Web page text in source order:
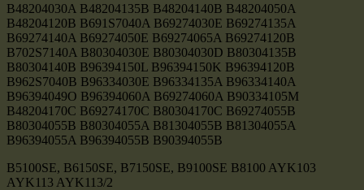
B48204030A B48204135B B48204140B B48204050A
B48204120B B691S7040A B69274030E B69274135A
B69274140A B69274050E B69274065A B69274120B
B702S7140A B80304030E B80304030D B80304135B
B80304140B B96394150L B96394150K B96394120B
B962S7040B B96334030E B96334135A B96334140A
B96394049O B96394060A B69274060A B90334105M
B48204170C B69274170C B80304170C B69274055B
B80304055B B80304055A B81304055B B81304055A
B96394055A B96394055B B90394055B
B5100SE, B6150SE, B7150SE, B9100SE B8100 AYK103
AYK113 AYK113/2